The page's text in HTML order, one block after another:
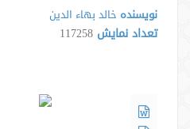
نویسنده خالد بهاء الدین
تعداد نمایش 117258